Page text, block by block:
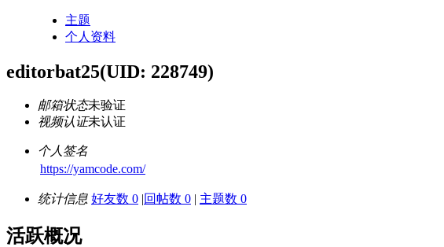
主题
个人资料
editorbat25(UID: 228749)
邮箱状态未验证
视频认证未认证
个人签名
https://yamcode.com/
统计信息 好友数 0 |回帖数 0 | 主题数 0
活跃概况